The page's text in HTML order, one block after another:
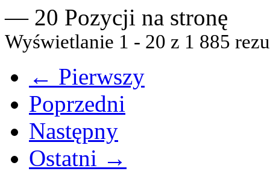
— 20 Pozycji na stronę
Wyświetlanie 1 - 20 z 1 885
← Pierwszy
Poprzedni
Następny
Ostatni →